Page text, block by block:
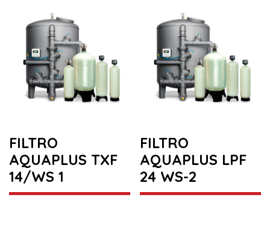
FILTRO
AQUAPLUS TXF
14/WS 1
FILTRO
AQUAPLUS LPF
24 WS-2